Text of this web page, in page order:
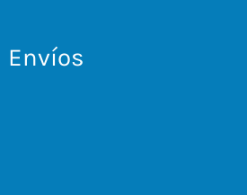
Envíos